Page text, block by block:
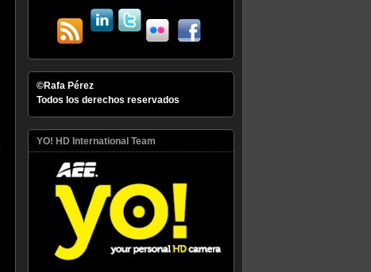
©Rafa Pérez
Todos los derechos reservados
YO! HD International Team